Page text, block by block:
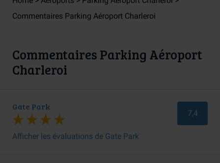
Commentaires Parking Aéroport Charleroi
Commentaires Parking Aéroport
Charleroi
Gate Park
Afficher les évaluations de Gate Park
7,4